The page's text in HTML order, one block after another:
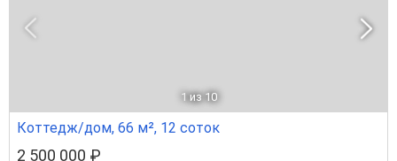
1 из 10
Коттедж/дом, 66 м², 12 соток
2 500 000 ₽